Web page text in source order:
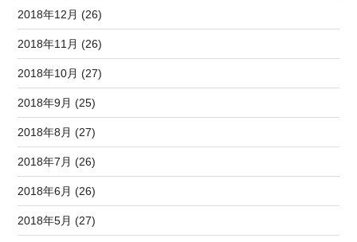
2018年12月 (26)
2018年11月 (26)
2018年10月 (27)
2018年9月 (25)
2018年8月 (27)
2018年7月 (26)
2018年6月 (26)
2018年5月 (27)